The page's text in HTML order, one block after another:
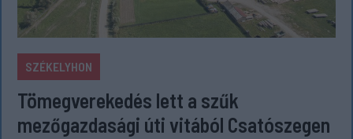
SZÉKELYHON
Tömegverekedés lett a szűk
mezőgazdasági úti vitából Csatószegen